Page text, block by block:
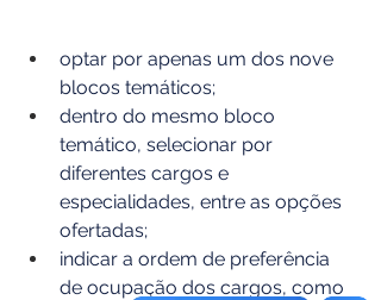
optar por apenas um dos nove
blocos temáticos;
dentro do mesmo bloco
temático, selecionar por
diferentes cargos e
especialidades, entre as opções
ofertadas;
indicar a ordem de preferência
de ocupação dos cargos, como